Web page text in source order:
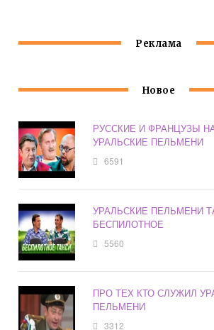
Реклама
Новое
РУССКИЕ И ФРАНЦУЗЫ
УРАЛЬСКИЕ ПЕЛЬМЕНИ
6591
УРАЛЬСКИЕ ПЕЛЬМЕНИ
БЕСПИЛОТНОЕ
5560
ПРО ТЕХ КТО СЛУЖИЛ
ПЕЛЬМЕНИ
3312